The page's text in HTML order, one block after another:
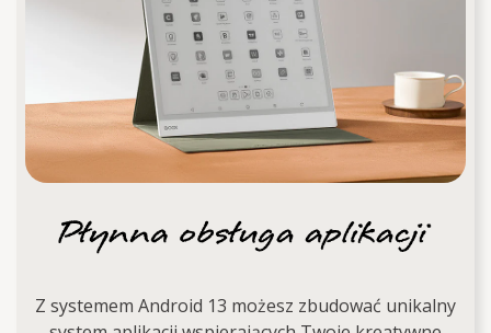
Z systemem Android 13 możesz zbudować unikalny